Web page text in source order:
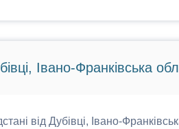
Івано-Франківська
від Дубівці, Івано-